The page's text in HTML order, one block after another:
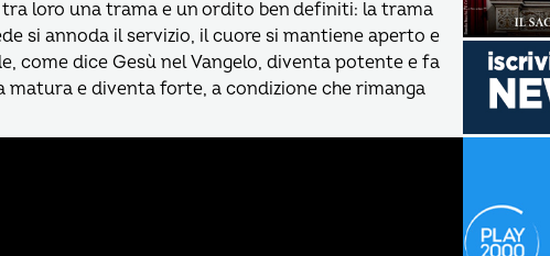
loro una trama e un ordito ben definiti: la trama
si annoda il servizio, il cuore si mantiene aperto e
come dice Gesù nel Vangelo, diventa potente e fa
matura e diventa forte, a condizione che rimanga